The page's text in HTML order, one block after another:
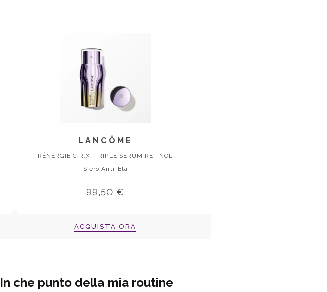
LANCÔME
RÉNERGIE C.R.X. TRIPLE SERUM RETINOL
Siero Anti-Età
99,50 €
ACQUISTA ORA
In che punto della mia routine